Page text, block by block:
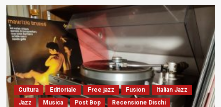
su
«Introducing
The
Volver
Trio»,
tra
America
Latina
e
Jazz
Cultura Editoriale Free jazz Fusion
Italian Jazz
Jazz
Musica Post Bop
Recensione Dischi